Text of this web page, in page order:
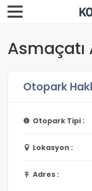
Asmaçatı
Otopark
Otopark Tipi :
Lokasyon :
Adres :